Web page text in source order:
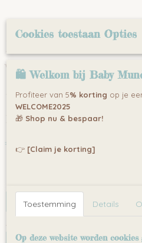
Veilige en
- Draaibaar –
maanden tot circa
€ 259,00 (inclusief btw 21%)
Cookies toestaan Opties
🛍 Welkom bij Baby
Profiteer van 5% korting op je
WELCOME2025
🎁 Shop nu & bespaar!
👉 [Claim je korting]
Toestemming Details
Op deze website worden